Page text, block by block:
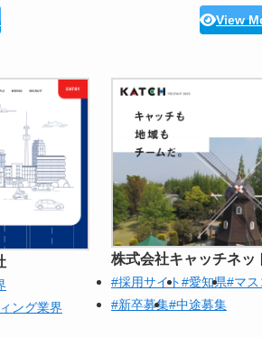
View
ング業界
株式会社キャッチネッ
#採用サイト#愛知県#マス
#新卒募集#中途募集